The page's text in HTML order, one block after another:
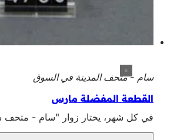
سام - متحف المدينة في السوق
القطعة المفضلة مارس
في كل شهر، يختار زوار "سام - متحف شتات أم